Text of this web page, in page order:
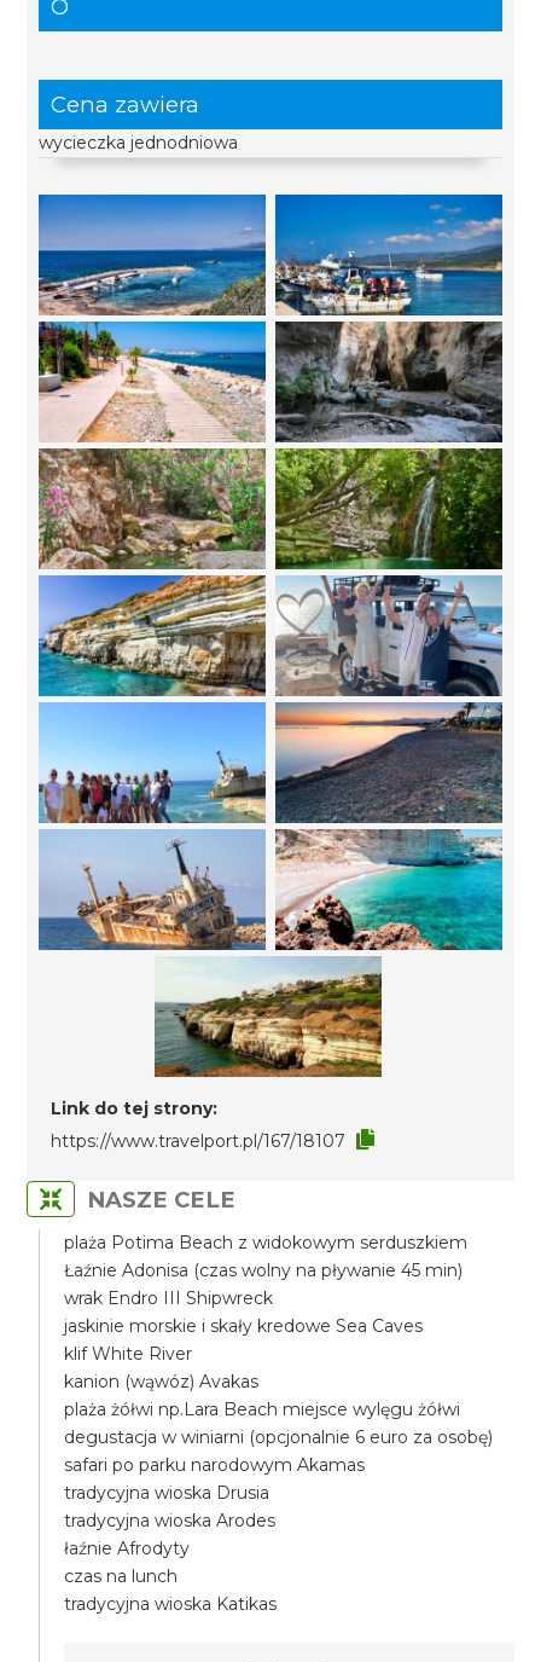
O
Cena zawiera
wycieczka jednodniowa
Link do tej strony:
https://www.travelport.pl/167/18107
NASZE CELE
plaża Potima Beach z widokowym serduszkiem
Łaźnie Adonisa (czas wolny na pływanie 45 min)
wrak Endro III Shipwreck
jaskinie morskie i skały kredowe Sea Caves
klif White River
kanion (wąwóz) Avakas
plaża żółwi np.Lara Beach miejsce wylęgu żółwi
degustacja w winiarni (opcjonalnie 6 euro za osobę)
safari po parku narodowym Akamas
tradycyjna wioska Drusia
tradycyjna wioska Arodes
łaźnie Afrodyty
czas na lunch
tradycyjna wioska Katikas